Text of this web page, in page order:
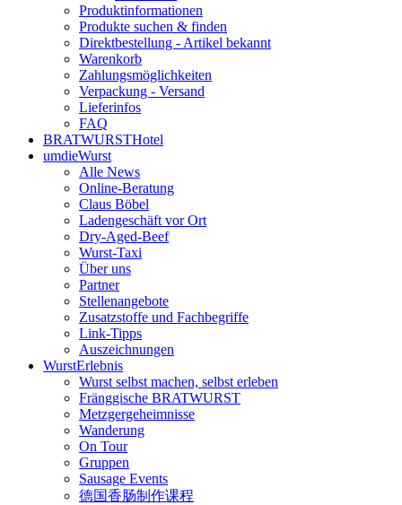
Produktinformationen
Produkte suchen & finden
Direktbestellung - Artikel bekannt
Warenkorb
Zahlungsmöglichkeiten
Verpackung - Versand
Lieferinfos
FAQ
BRATWURSTHotel
umdieWurst
Alle News
Online-Beratung
Claus Böbel
Ladengeschäft vor Ort
Dry-Aged-Beef
Wurst-Taxi
Über uns
Partner
Stellenangebote
Zusatzstoffe und Fachbegriffe
Link-Tipps
Auszeichnungen
WurstErlebnis
Wurst selbst machen, selbst erleben
Fränggische BRATWURST
Metzgergeheimnisse
Wanderung
On Tour
Gruppen
Sausage Events
德国香肠制作课程